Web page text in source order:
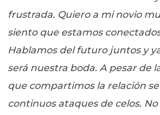
frustrada. Quiero a mi novio
siento que estamos
Hablamos del futuro juntos y
será nuestra boda. A pesar de
que compartimos la relación
continuos ataques de celos.